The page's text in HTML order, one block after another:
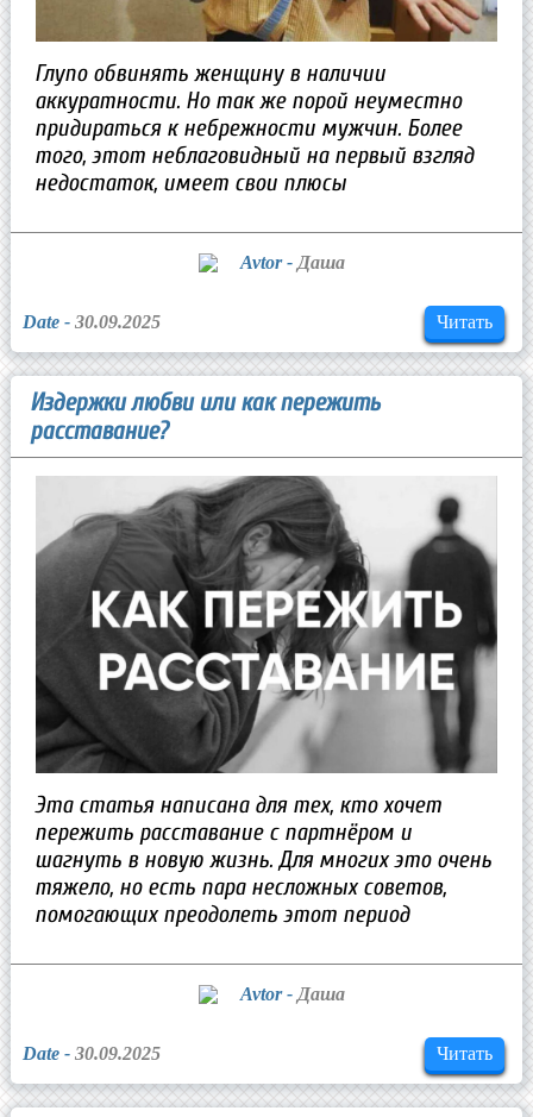
Глупо обвинять женщину в наличии
аккуратности. Но так же порой неуместно
придираться к небрежности мужчин. Более
того, этот неблаговидный на первый взгляд
недостаток, имеет свои плюсы
Avtor -Даша
Date - 30.09.2025 Читать
Издержки любви или как пережить
расставание?
Эта статья написана для тех, кто хочет
пережить расставание с партнёром и
шагнуть в новую жизнь. Для многих это очень
тяжело, но есть пара несложных советов,
помогающих преодолеть этот период
Avtor - Даша
Date - 30.09.2025 Читать